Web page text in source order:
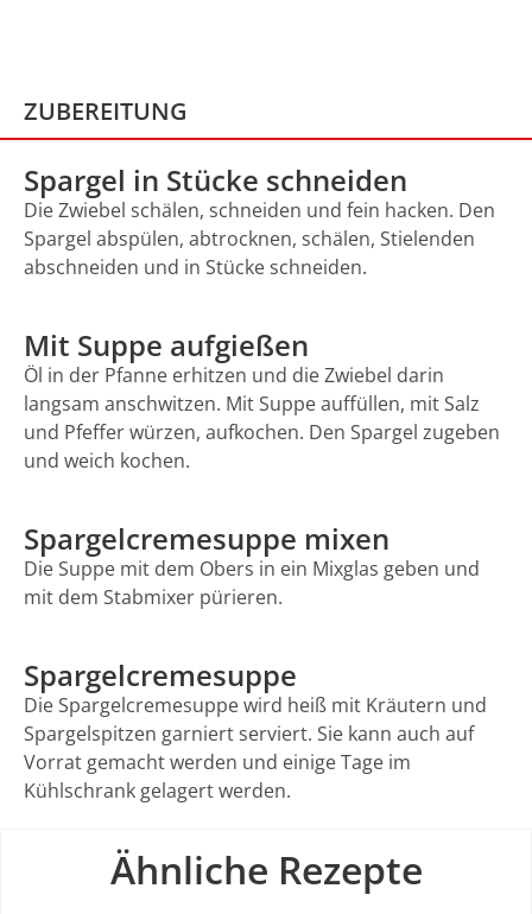
ZUBEREITUNG
Spargel in Stücke schneiden
Die Zwiebel schälen, schneiden und fein hacken. Den
Spargel abspülen, abtrocknen, schälen, Stielenden
abschneiden und in Stücke schneiden.
Mit Suppe aufgießen
Öl in der Pfanne erhitzen und die Zwiebel darin
langsam anschwitzen. Mit Suppe auffüllen, mit Salz
und Pfeffer würzen, aufkochen. Den Spargel zugeben
und weich kochen.
Spargelcremesuppe mixen
Die Suppe mit dem Obers in ein Mixglas geben und
mit dem Stabmixer pürieren.
Spargelcremesuppe
Die Spargelcremesuppe wird heiß mit Kräutern und
Spargelspitzen garniert serviert. Sie kann auch auf
Vorrat gemacht werden und einige Tage im
Kühlschrank gelagert werden.
Ähnliche Rezepte